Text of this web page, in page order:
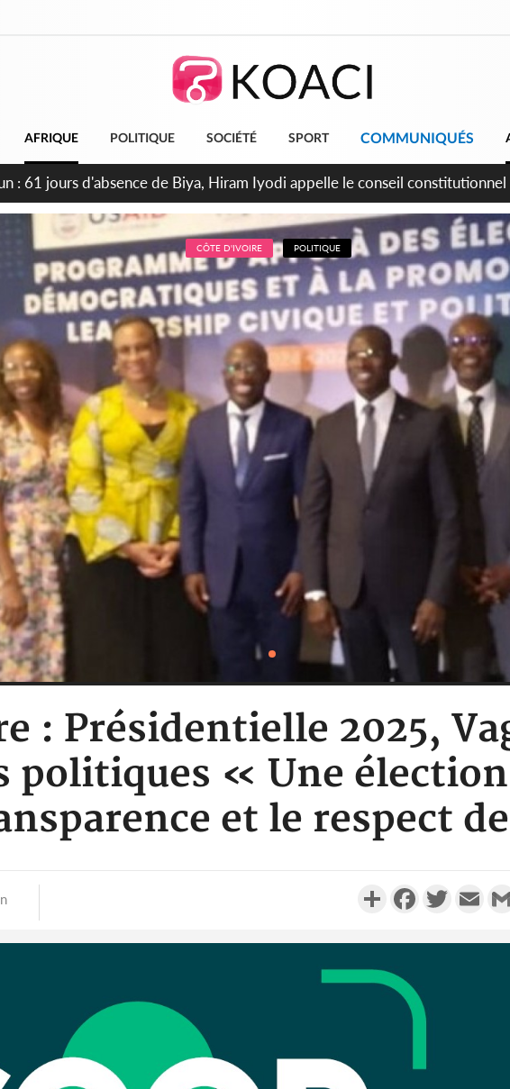
AFRIQUE POLITIQUE SOCIÉTÉ SPORT COMMUNIQUÉS
: Fin de la pagaille au PDCI-RDA, Lessiehi bannit les mouvements
CÔTE D'IVOIRE POLITIQUE
: Présidentielle 2025,
politiques « Une
et le respect
PartagerFacebookTwitter
d'absence de
Iyodi appelle